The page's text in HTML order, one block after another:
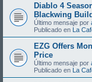
Diablo 4
Blackwing
Último mensaje por
Publicado en La
EZG Offers
Price
Último mensaje por
Publicado en La